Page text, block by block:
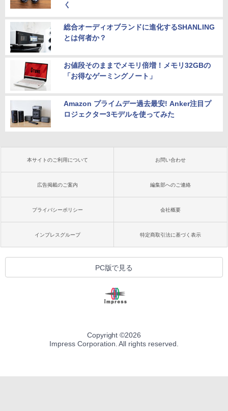
く
総合オーディオブランドに進化するSHANLING
とは何者か？
お値段そのままでメモリ倍増！メモリ32GBの
「お得なゲーミングノート」
Amazon プライムデー過去最安! Anker注目プ
ロジェクター3モデルを使ってみた
本サイトのご利用について お問い合わせ
広告掲載のご案内 編集部へのご連絡
プライバシーポリシー 会社概要
インプレスグループ 特定商取引法に基づく表示
PC版で見る
Copyright ©2026
Impress Corporation. All rights reserved.